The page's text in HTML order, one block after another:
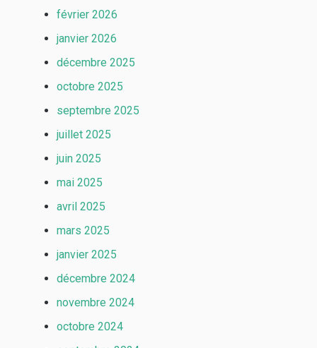
février 2026
janvier 2026
décembre 2025
octobre 2025
septembre 2025
juillet 2025
juin 2025
mai 2025
avril 2025
mars 2025
janvier 2025
décembre 2024
novembre 2024
octobre 2024